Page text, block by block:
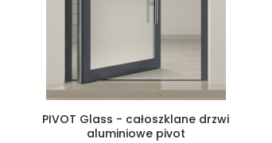
PIVOT Glass - całoszklane drzwi
aluminiowe pivot